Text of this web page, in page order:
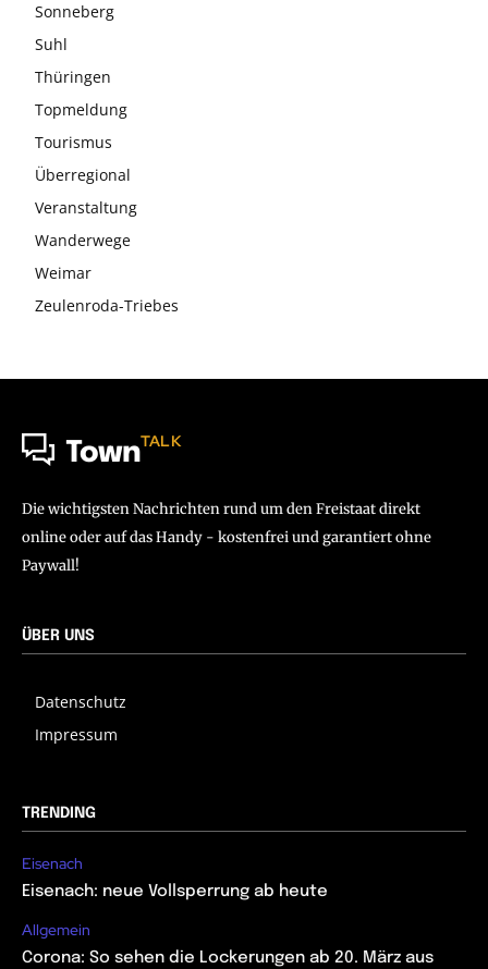
Sonneberg
Suhl
Thüringen
Topmeldung
Tourismus
Überregional
Veranstaltung
Wanderwege
Weimar
Zeulenroda-Triebes
TownTALK
Die wichtigsten Nachrichten rund um den Freistaat direkt
online oder auf das Handy - kostenfrei und garantiert ohne
Paywall!
ÜBER UNS
Datenschutz
Impressum
TRENDING
Eisenach
Eisenach: neue Vollsperrung ab heute
Allgemein
Corona: So sehen die Lockerungen ab 20. März aus